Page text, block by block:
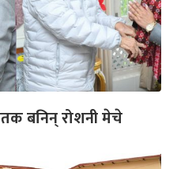
बनिन् रोशनी मेचे